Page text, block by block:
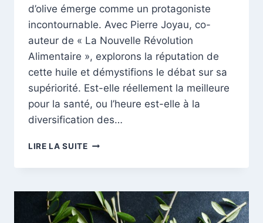
d’olive émerge comme un protagoniste
incontournable. Avec Pierre Joyau, co-
auteur de « La Nouvelle Révolution
Alimentaire », explorons la réputation de
cette huile et démystifions le débat sur sa
supériorité. Est-elle réellement la meilleure
pour la santé, ou l’heure est-elle à la
diversification des…
LIRE LA SUITEHUILE
VS.
HUILES,
LE
DUEL